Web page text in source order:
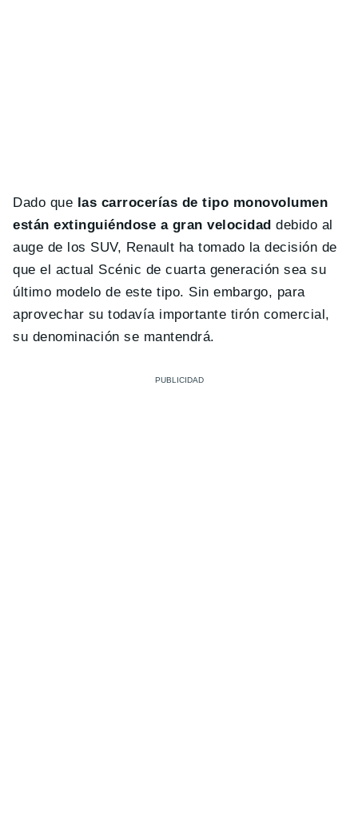
Dado que las carrocerías de tipo monovolumen
están extinguiéndose a gran velocidad debido al
auge de los SUV, Renault ha tomado la decisión de
que el actual Scénic de cuarta generación sea su
último modelo de este tipo. Sin embargo, para
aprovechar su todavía importante tirón comercial,
su denominación se mantendrá.